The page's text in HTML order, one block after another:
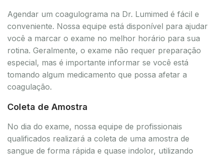
Agendar um coagulograma na Dr. Lumimed é fácil e
conveniente. Nossa equipe está disponível para ajudar
você a marcar o exame no melhor horário para sua
rotina. Geralmente, o exame não requer preparação
especial, mas é importante informar se você está
tomando algum medicamento que possa afetar a
coagulação.
Coleta de Amostra
No dia do exame, nossa equipe de profissionais
qualificados realizará a coleta de uma amostra de
sangue de forma rápida e quase indolor, utilizando